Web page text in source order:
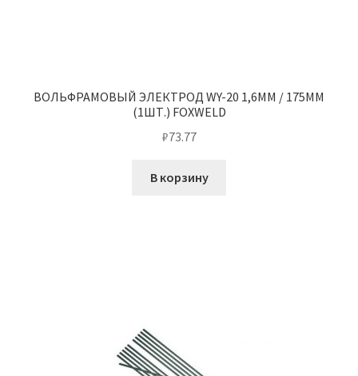
ВОЛЬФРАМОВЫЙ ЭЛЕКТРОД WY-20 1,6ММ / 175ММ
(1ШТ.) FOXWELD
₽73.77
В корзину